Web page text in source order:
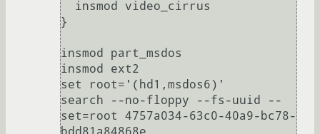
}
insmod part_msdos
insmod ext2
set root='(hd1,msdos6)'
search --no-floppy --fs-uuid --
set=root 4757a034-63c0-40a9-bc78-